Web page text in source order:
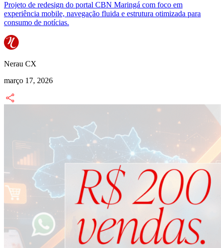
Projeto de redesign do portal CBN Maringá com foco em
experiência mobile, navegação fluida e estrutura otimizada para
consumo de notícias.
Nerau CX
março 17, 2026